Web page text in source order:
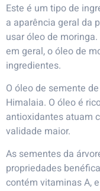
Este é um tipo de
a aparência geral da
usar óleo de
em geral, o óleo de
ingredientes.
O óleo de semente
Himalaia. O óleo é
antioxidantes atuam
validade maior.
As sementes da
propriedades
contém vitaminas A,